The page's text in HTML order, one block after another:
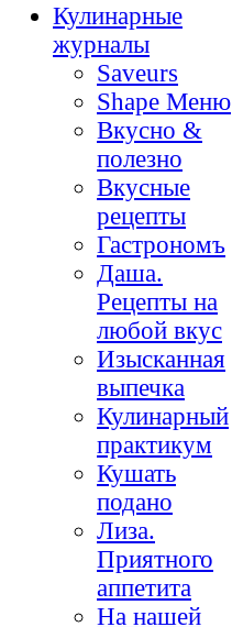
Кулинарные
журналы
Saveurs
Shape Меню
Вкусно &
полезно
Вкусные
рецепты
Гастрономъ
Даша.
Рецепты на
любой вкус
Изысканная
выпечка
Кулинарный
практикум
Кушать
подано
Лиза.
Приятного
аппетита
На нашей